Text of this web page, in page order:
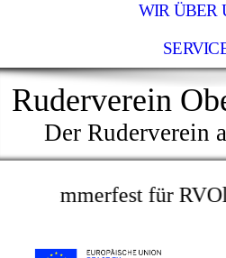
WIR ÜBER
Ruderverein
Der Ruderverein